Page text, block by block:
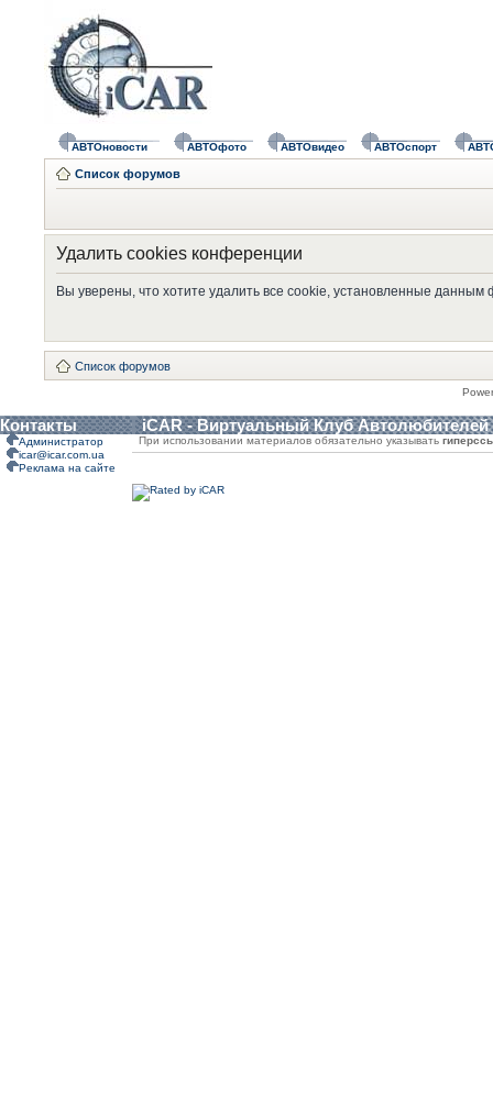
АВТОновости АВТОфото АВТОвидео АВТОспорт
Список форумов
Удалить cookies конференции
Вы уверены, что хотите удалить все cookie, установленные
Список форумов
Контакты iCAR - Виртуальный Клуб Автолюбителей
Администратор
icar@icar.com.ua
Реклама на сайте
При использовании материалов обязательно указывать